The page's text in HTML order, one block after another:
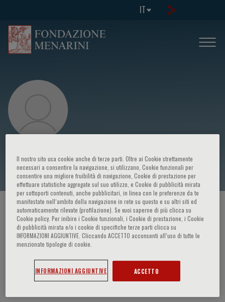
IT
Vanessa Lowe
HOME PAGE / CORSI ED EVENTI / RELATORE
Vanessa Lowe
Il nostro sito usa cookie anche di terze parti. Oltre ai Cookie strettamente
necessari a consentire la navigazione, si utilizzano, Cookie funzionali per
consentire una migliore fruibilità di navigazione, Cookie di prestazione per
effettuare statistiche aggregate sul suo utilizzo, e Cookie di pubblicità mirata
per sottoporti contenuti, anche pubblicitari, in linea con le preferenze da te
manifestate nell‘ambito della navigazione in rete su questo e su altri siti ed
automaticamente rilevate (profilazione). Se vuoi saperne di più clicca su
Cookie policy. Per inibire i Cookie funzionali, i Cookie di prestazione, i Cookie
di pubblicità mirata e/o i cookie di specifiche terze parti clicca su
INFORMAZIONI AGGIUNTIVE. Cliccando ACCETTO acconsenti all’uso di tutte le
menzionate tipologie di cookie.
INFORMAZIONI AGGIUNTIVE ACCETTO